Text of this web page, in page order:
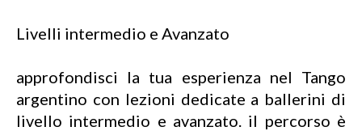
Livelli intermedio e Avanzato
approfondisci la tua esperienza nel Tango
argentino con lezioni dedicate a ballerini di
livello intermedio e avanzato. il percorso è